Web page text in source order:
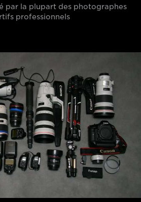
par la plupart des photographes
professionnels